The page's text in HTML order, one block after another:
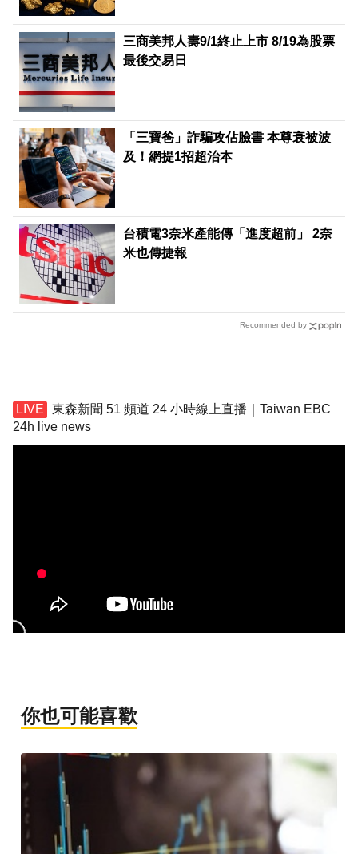
三商美邦人壽9/1終止上市 8/19為股票
最後交易日
「三寶爸」詐騙攻佔臉書 本尊衰被波
及！網提1招超治本
台積電3奈米產能傳「進度超前」 2奈
米也傳捷報
Recommended by
東森新聞 51 頻道 24 小時線上直播｜Taiwan EBC
24h live news
你也可能喜歡